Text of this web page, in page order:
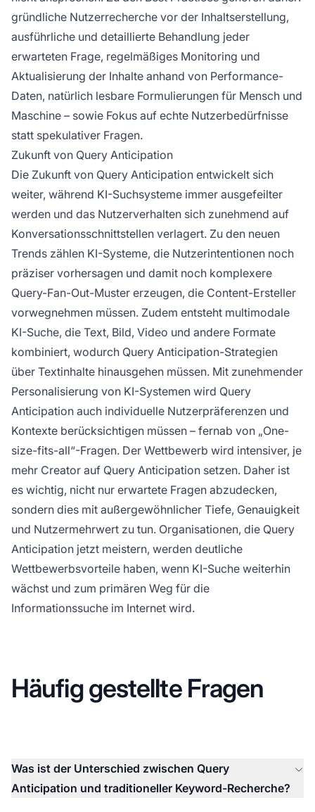
gründliche Nutzerrecherche vor der Inhaltserstellung,
ausführliche und detaillierte Behandlung jeder
erwarteten Frage, regelmäßiges Monitoring und
Aktualisierung der Inhalte anhand von Performance-
Daten, natürlich lesbare Formulierungen für Mensch und
Maschine – sowie Fokus auf echte Nutzerbedürfnisse
statt spekulativer Fragen.
Zukunft von Query Anticipation
Die Zukunft von Query Anticipation entwickelt sich
weiter, während KI-Suchsysteme immer ausgefeilter
werden und das Nutzerverhalten sich zunehmend auf
Konversationsschnittstellen verlagert. Zu den neuen
Trends zählen KI-Systeme, die Nutzerintentionen noch
präziser vorhersagen und damit noch komplexere
Query-Fan-Out-Muster erzeugen, die Content-Ersteller
vorwegnehmen müssen. Zudem entsteht multimodale
KI-Suche, die Text, Bild, Video und andere Formate
kombiniert, wodurch Query Anticipation-Strategien
über Textinhalte hinausgehen müssen. Mit zunehmender
Personalisierung von KI-Systemen wird Query
Anticipation auch individuelle Nutzerpräferenzen und
Kontexte berücksichtigen müssen – fernab von „One-
size-fits-all“-Fragen. Der Wettbewerb wird intensiver, je
mehr Creator auf Query Anticipation setzen. Daher ist
es wichtig, nicht nur erwartete Fragen abzudecken,
sondern dies mit außergewöhnlicher Tiefe, Genauigkeit
und Nutzermehrwert zu tun. Organisationen, die Query
Anticipation jetzt meistern, werden deutliche
Wettbewerbsvorteile haben, wenn KI-Suche weiterhin
wächst und zum primären Weg für die
Informationssuche im Internet wird.
Häufig gestellte Fragen
Was ist der Unterschied zwischen Query
Anticipation und traditioneller Keyword-Recherche?